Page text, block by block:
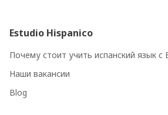
Estudio Hispanico
Почему стоит учить испанский язык с
Наши вакансии
Blog